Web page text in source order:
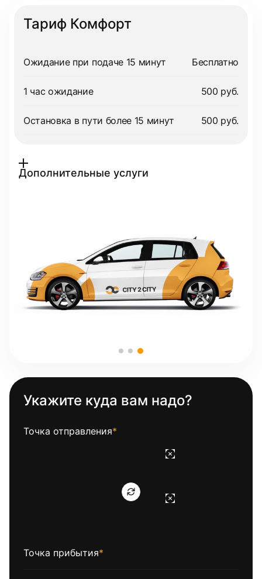
Тариф Комфорт
Ожидание при подаче 15 минут Бесплатно
1 час ожидание 500 руб.
Остановка в пути более 15 минут 500 руб.
Дополнительные услуги
Укажите куда вам надо?
Точка отправления*
Точка прибытия*